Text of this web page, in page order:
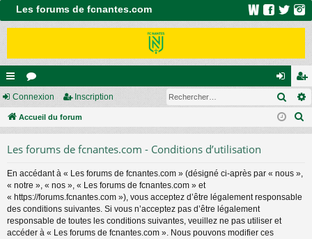
Les forums de fcnantes.com
ac
co
or
u
on
ne
ns
cri
Connexion Inscription
Accueil du forum
Les forums de fcnantes.com - Conditions d’utilisation
En accédant à « Les forums de fcnantes.com » (désigné ci-après par « nous »,
« notre », « nos », « Les forums de fcnantes.com » et
« https://forums.fcnantes.com »), vous acceptez d’être légalement responsable
des conditions suivantes. Si vous n’acceptez pas d’être légalement
responsable de toutes les conditions suivantes, veuillez ne pas utiliser et
accéder à « Les forums de fcnantes.com ». Nous pouvons modifier ces